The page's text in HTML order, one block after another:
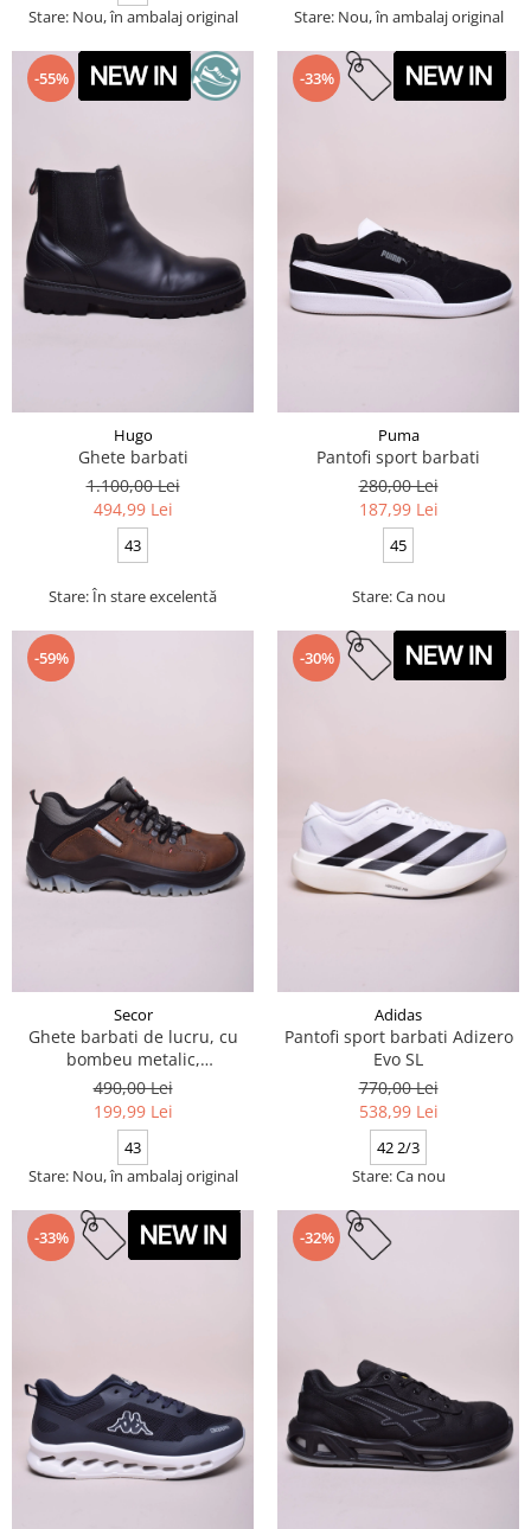
Stare: Nou, în ambalaj original
Stare: Nou, în ambalaj original
-55%
Hugo
Ghete barbati
1.100,00 Lei
494,99 Lei
43
Stare: În stare excelentă
-33%
Puma
Pantofi sport barbati
280,00 Lei
187,99 Lei
45
Stare: Ca nou
-59%
Secor
Ghete barbati de lucru, cu
bombeu metalic,
antiderapante
490,00 Lei
199,99 Lei
43
Stare: Nou, în ambalaj original
-30%
Adidas
Pantofi sport barbati Adizero
Evo SL
770,00 Lei
538,99 Lei
42 2/3
Stare: Ca nou
-33% -32%